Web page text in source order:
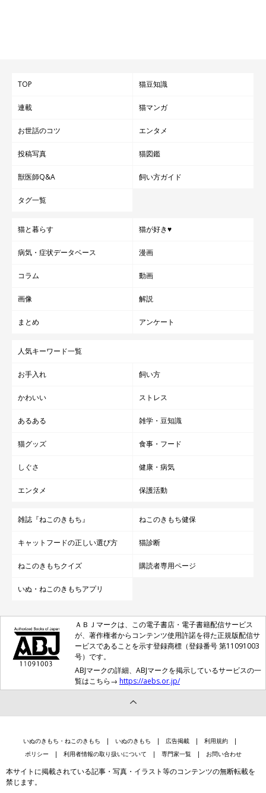
TOP 猫豆知識
連載 猫マンガ
お世話のコツ エンタメ
投稿写真 猫図鑑
獣医師Q&A 飼い方ガイド
タグ一覧
猫と暮らす 猫が好き♥
病気・症状データベース 漫画
コラム 動画
画像 解説
まとめ アンケート
人気キーワード一覧
お手入れ 飼い方
かわいい ストレス
あるある 雑学・豆知識
猫グッズ 食事・フード
しぐさ 健康・病気
エンタメ 保護活動
雑誌『ねこのきもち』 ねこのきもち健保
キャットフードの正しい選び方 猫診断
ねこのきもちクイズ 購読者専用ページ
いぬ・ねこのきもちアプリ
ＡＢＪマークは、この電子書店・電子書籍配信サービス
が、著作権者からコンテンツ使用許諾を得た正規版配信サ
ービスであることを示す登録商標（登録番号 第11091003
号）です。
ABJマークの詳細、ABJマークを掲示しているサービスの一
覧はこちら→ https://aebs.or.jp/
いぬのきもち・ねこのきもち いぬのきもち 広告掲載
利用規約
ポリシー
利用者情報の取り扱いについて 専門家一覧 お問い合わせ
本サイトに掲載されている記事・写真・イラスト等のコンテンツの無断転載を
禁じます。